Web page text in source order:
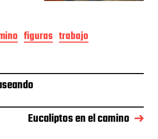
figuras trabajo
Eucaliptos en el camino